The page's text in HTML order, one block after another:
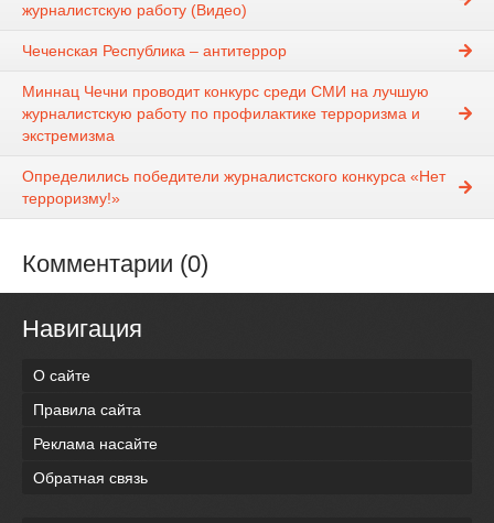
журналистскую работу (Видео)
Чеченская Республика – антитеррор
Миннац Чечни проводит конкурс среди СМИ на лучшую
журналистскую работу по профилактике терроризма и
экстремизма
Определились победители журналистского конкурса «Нет
терроризму!»
Комментарии (0)
Навигация
О сайте
Правила сайта
Реклама насайте
Обратная связь